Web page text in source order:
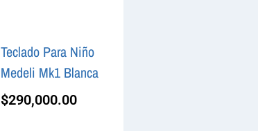
Teclado Para Niño
Medeli Mk1 Blanca
$290,000.00